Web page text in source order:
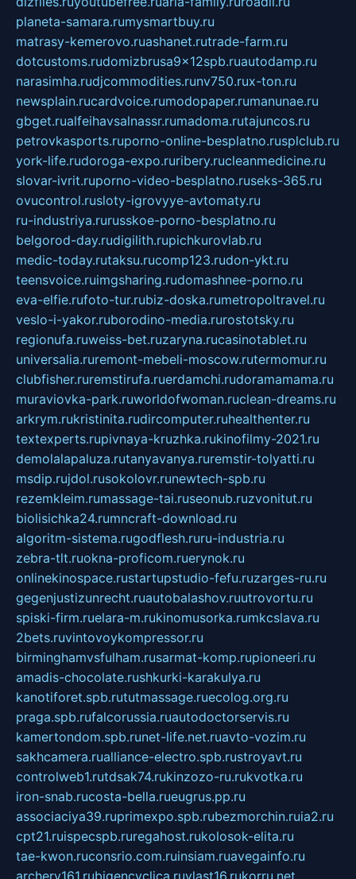
planeta-samara.rumysmartbuy.ru
matrasy-kemerovo.ruashanet.rutrade-farm.ru
dotcustoms.rudomizbrusa9x12spb.ruautodamp.ru
narasimha.rudjcommodities.runv750.rux-ton.ru
newsplain.rucardvoice.rumodopaper.rumanunae.ru
gbget.rualfeihavsalnassr.rumadoma.rutajuncos.ru
petrovkasports.ruporno-online-besplatno.rusplclub.ru
york-life.rudoroga-expo.ruribery.rucleanmedicine.ru
slovar-ivrit.ruporno-video-besplatno.ruseks-365.ru
ovucontrol.rusloty-igrovyye-avtomaty.ru
ru-industriya.rurusskoe-porno-besplatno.ru
belgorod-day.rudigilith.rupichkurovlab.ru
medic-today.rutaksu.rucomp123.rudon-ykt.ru
teensvoice.ruimgsharing.rudomashnee-porno.ru
eva-elfie.rufoto-tur.rubiz-doska.rumetropoltravel.ru
veslo-i-yakor.ruborodino-media.rurostotsky.ru
regionufa.ruweiss-bet.ruzaryna.rucasinotablet.ru
universalia.ruremont-mebeli-moscow.rutermomur.ru
clubfisher.ruremstirufa.ruerdamchi.rudoramamama.ru
muraviovka-park.ruworldofwoman.ruclean-dreams.ru
arkrym.rukristinita.rudircomputer.ruhealthenter.ru
textexperts.rupivnaya-kruzhka.rukinofilmy-2021.ru
demolalapaluza.rutanyavanya.ruremstir-tolyatti.ru
msdip.rujdol.rusokolovr.runewtech-spb.ru
rezemkleim.rumassage-tai.ruseonub.ruzvonitut.ru
biolisichka24.rumncraft-download.ru
algoritm-sistema.rugodflesh.ruru-industria.ru
zebra-tlt.ruokna-proficom.ruerynok.ru
onlinekinospace.rustartupstudio-fefu.ruzarges-ru.ru
gegenjustizunrecht.ruautobalashov.ruutrovortu.ru
spiski-firm.ruelara-m.rukinomusorka.rumkcslava.ru
2bets.ruvintovoykompressor.ru
birminghamvsfulham.rusarmat-komp.rupioneeri.ru
amadis-chocolate.rushkurki-karakulya.ru
kanotiforet.spb.rututmassage.ruecolog.org.ru
praga.spb.rufalcorussia.ruautodoctorservis.ru
kamertondom.spb.runet-life.net.ruavto-vozim.ru
sakhcamera.rualliance-electro.spb.rustroyavt.ru
controlweb1.rutdsak74.rukinzozo-ru.rukvotka.ru
iron-snab.rucosta-bella.rueugrus.pp.ru
associaciya39.ruprimexpo.spb.rubezmorchin.ruia2.ru
cpt21.ruispecspb.ruregahost.rukolosok-elita.ru
tae-kwon.ruconsrio.com.ruinsiam.ruavegainfo.ru